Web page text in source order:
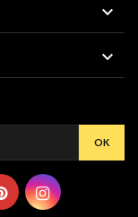

